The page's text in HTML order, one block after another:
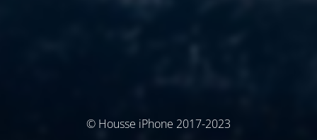
© Housse iPhone 2017-2023